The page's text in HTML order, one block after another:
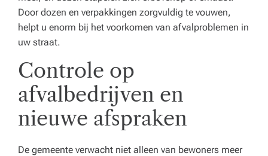
Door dozen en verpakkingen zorgvuldig te vouwen,
helpt u enorm bij het voorkomen van afvalproblemen in
uw straat.
Controle op
afvalbedrijven en
nieuwe afspraken
De gemeente verwacht niet alleen van bewoners meer